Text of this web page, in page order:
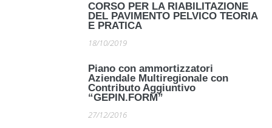
CORSO PER LA RIABILITAZIONE
DEL PAVIMENTO PELVICO TEORIA
E PRATICA
18/10/2019
Piano con ammortizzatori
Aziendale Multiregionale con
Contributo Aggiuntivo
“GEPIN.FORM”
27/12/2016